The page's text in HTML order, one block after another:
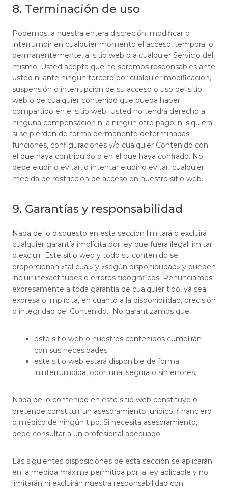
8. Terminación de uso
Podemos, a nuestra entera discreción, modificar o
interrumpir en cualquier momento el acceso, temporal o
permanentemente, al sitio web o a cualquier Servicio del
mismo. Usted acepta que no seremos responsables ante
usted ni ante ningún tercero por cualquier modificación,
suspensión o interrupción de su acceso o uso del sitio
web o de cualquier contenido que pueda haber
compartido en el sitio web. Usted no tendrá derecho a
ninguna compensación ni a ningún otro pago, ni siquiera
si se pierden de forma permanente determinadas
funciones, configuraciones y/o cualquier Contenido con
el que haya contribuido o en el que haya confiado. No
debe eludir o evitar, o intentar eludir o evitar, cualquier
medida de restricción de acceso en nuestro sitio web.
9. Garantías y responsabilidad
Nada de lo dispuesto en esta sección limitará o excluirá
cualquier garantía implícita por ley que fuera ilegal limitar
o excluir. Este sitio web y todo su contenido se
proporcionan «tal cual» y «según disponibilidad» y pueden
incluir inexactitudes o errores tipográficos. Renunciamos
expresamente a toda garantía de cualquier tipo, ya sea
expresa o implícita, en cuanto a la disponibilidad, precisión
o integridad del Contenido. No garantizamos que:
este sitio web o nuestros contenidos cumplirán
con sus necesidades;
este sitio web estará disponible de forma
ininterrumpida, oportuna, segura o sin errores.
Nada de lo contenido en este sitio web constituye o
pretende constituir un asesoramiento jurídico, financiero
o médico de ningún tipo. Si necesita asesoramiento,
debe consultar a un profesional adecuado.
Las siguientes disposiciones de esta sección se aplicarán
en la medida máxima permitida por la ley aplicable y no
limitarán ni excluirán nuestra responsabilidad con